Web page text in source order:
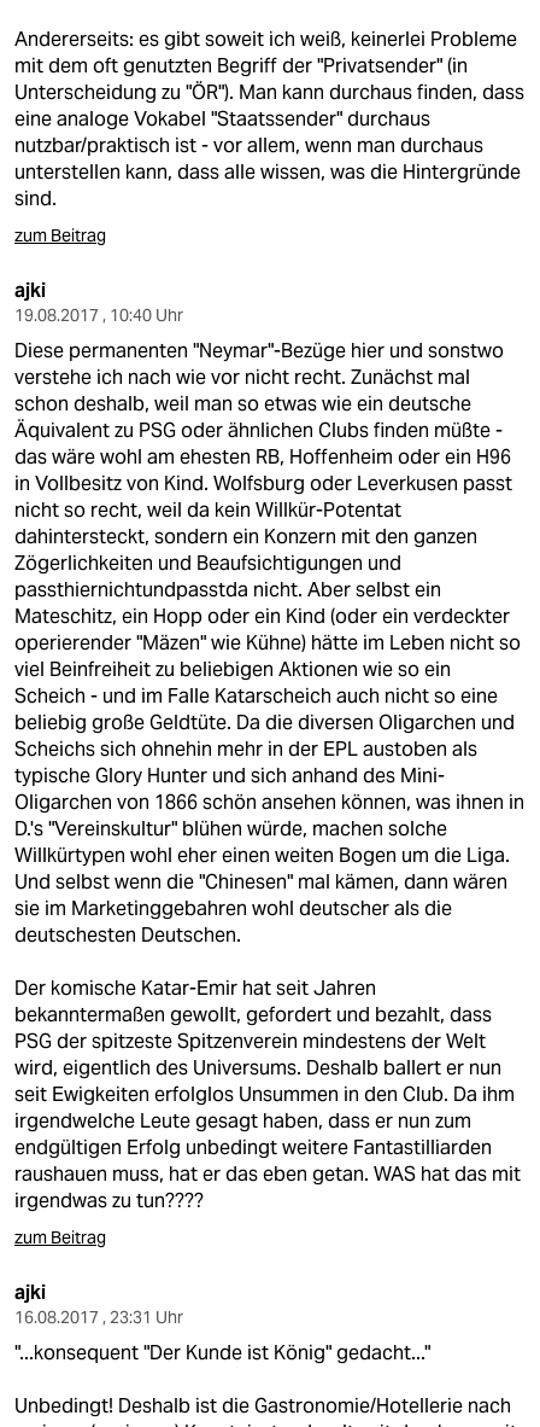
Andererseits: es gibt soweit ich weiß, keinerlei Probleme
mit dem oft genutzten Begriff der "Privatsender" (in
Unterscheidung zu "ÖR"). Man kann durchaus finden, dass
eine analoge Vokabel "Staatssender" durchaus
nutzbar/praktisch ist - vor allem, wenn man durchaus
unterstellen kann, dass alle wissen, was die Hintergründe
sind.
zum Beitrag
ajki
19.08.2017 , 10:40 Uhr
Diese permanenten "Neymar"-Bezüge hier und sonstwo
verstehe ich nach wie vor nicht recht. Zunächst mal
schon deshalb, weil man so etwas wie ein deutsche
Äquivalent zu PSG oder ähnlichen Clubs finden müßte -
das wäre wohl am ehesten RB, Hoffenheim oder ein H96
in Vollbesitz von Kind. Wolfsburg oder Leverkusen passt
nicht so recht, weil da kein Willkür-Potentat
dahintersteckt, sondern ein Konzern mit den ganzen
Zögerlichkeiten und Beaufsichtigungen und
passthiernichtundpasstda nicht. Aber selbst ein
Mateschitz, ein Hopp oder ein Kind (oder ein verdeckter
operierender "Mäzen" wie Kühne) hätte im Leben nicht so
viel Beinfreiheit zu beliebigen Aktionen wie so ein
Scheich - und im Falle Katarscheich auch nicht so eine
beliebig große Geldtüte. Da die diversen Oligarchen und
Scheichs sich ohnehin mehr in der EPL austoben als
typische Glory Hunter und sich anhand des Mini-
Oligarchen von 1866 schön ansehen können, was ihnen in
D.'s "Vereinskultur" blühen würde, machen solche
Willkürtypen wohl eher einen weiten Bogen um die Liga.
Und selbst wenn die "Chinesen" mal kämen, dann wären
sie im Marketinggebahren wohl deutscher als die
deutschesten Deutschen.
Der komische Katar-Emir hat seit Jahren
bekanntermaßen gewollt, gefordert und bezahlt, dass
PSG der spitzeste Spitzenverein mindestens der Welt
wird, eigentlich des Universums. Deshalb ballert er nun
seit Ewigkeiten erfolglos Unsummen in den Club. Da ihm
irgendwelche Leute gesagt haben, dass er nun zum
endgültigen Erfolg unbedingt weitere Fantastilliarden
raushauen muss, hat er das eben getan. WAS hat das mit
irgendwas zu tun????
zum Beitrag
ajki
16.08.2017 , 23:31 Uhr
"...konsequent "Der Kunde ist König" gedacht..."
Unbedingt! Deshalb ist die Gastronomie/Hotellerie nach